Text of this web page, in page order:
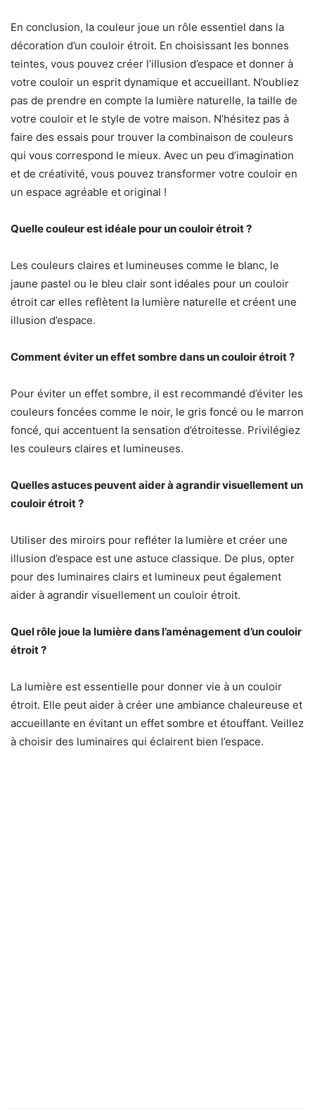
En conclusion, la couleur joue un rôle essentiel dans la
décoration d’un couloir étroit. En choisissant les bonnes
teintes, vous pouvez créer l’illusion d’espace et donner à
votre couloir un esprit dynamique et accueillant. N’oubliez
pas de prendre en compte la lumière naturelle, la taille de
votre couloir et le style de votre maison. N’hésitez pas à
faire des essais pour trouver la combinaison de couleurs
qui vous correspond le mieux. Avec un peu d’imagination
et de créativité, vous pouvez transformer votre couloir en
un espace agréable et original !
Quelle couleur est idéale pour un couloir étroit ?
Les couleurs claires et lumineuses comme le blanc, le
jaune pastel ou le bleu clair sont idéales pour un couloir
étroit car elles reflètent la lumière naturelle et créent une
illusion d’espace.
Comment éviter un effet sombre dans un couloir étroit ?
Pour éviter un effet sombre, il est recommandé d’éviter les
couleurs foncées comme le noir, le gris foncé ou le marron
foncé, qui accentuent la sensation d’étroitesse. Privilégiez
les couleurs claires et lumineuses.
Quelles astuces peuvent aider à agrandir visuellement un
couloir étroit ?
Utiliser des miroirs pour refléter la lumière et créer une
illusion d’espace est une astuce classique. De plus, opter
pour des luminaires clairs et lumineux peut également
aider à agrandir visuellement un couloir étroit.
Quel rôle joue la lumière dans l’aménagement d’un couloir
étroit ?
La lumière est essentielle pour donner vie à un couloir
étroit. Elle peut aider à créer une ambiance chaleureuse et
accueillante en évitant un effet sombre et étouffant. Veillez
à choisir des luminaires qui éclairent bien l’espace.